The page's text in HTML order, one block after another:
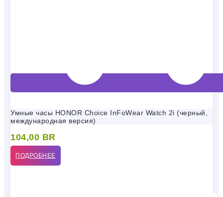
Умные часы HONOR Choice InFoWear Watch 2i (черный,
международная версия)
104,00 BR
ПОДРОБНЕЕ